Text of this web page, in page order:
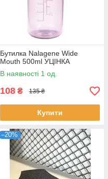
Бутилка Nalagene Wide
Mouth 500ml УЦІНКА
В наявності 1 од.
108 ₴ 135 ₴
Купити
–20%